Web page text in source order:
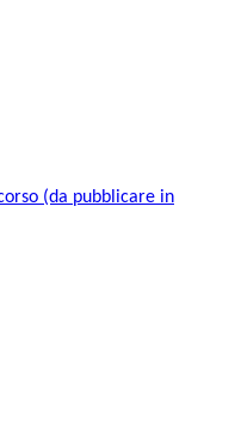
(da pubblicare in